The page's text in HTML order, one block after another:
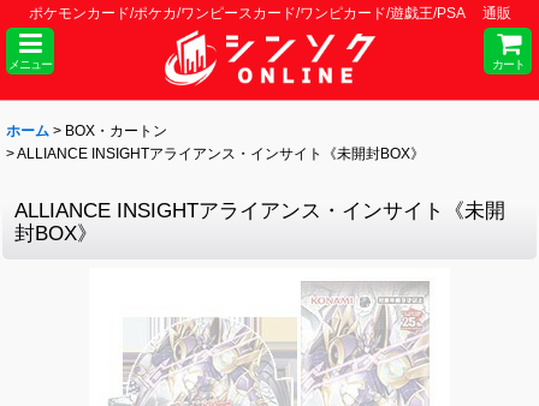
ポケモンカード/ポケカ/ワンピースカード/ワンピカード/遊戯王/PSA 通販
メニュー カート
ホーム > BOX・カートン
>ALLIANCE INSIGHTアライアンス・インサイト《未開封BOX》
ALLIANCE INSIGHTアライアンス・インサイト《未開
封BOX》